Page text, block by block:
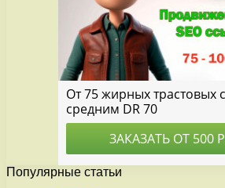
Популярные статьи